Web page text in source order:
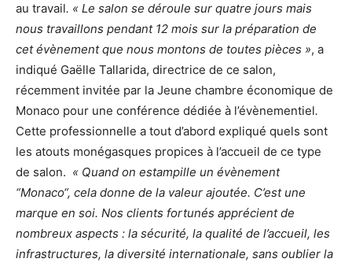
au travail. « Le salon se déroule sur quatre jours mais
nous travaillons pendant 12 mois sur la préparation de
cet évènement que nous montons de toutes pièces », a
indiqué Gaëlle Tallarida, directrice de ce salon,
récemment invitée par la Jeune chambre économique de
Monaco pour une conférence dédiée à l’évènementiel.
Cette professionnelle a tout d’abord expliqué quels sont
les atouts monégasques propices à l’accueil de ce type
de salon. « Quand on estampille un évènement
“Monaco“, cela donne de la valeur ajoutée. C’est une
marque en soi. Nos clients fortunés apprécient de
nombreux aspects : la sécurité, la qualité de l’accueil, les
infrastructures, la diversité internationale, sans oublier la